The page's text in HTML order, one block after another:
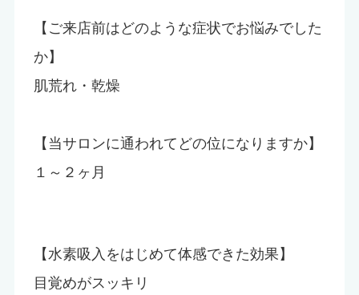
【ご来店前はどのような症状でお悩みでした
か】
肌荒れ・乾燥
【当サロンに通われてどの位になりますか】
１～２ヶ月
【水素吸入をはじめて体感できた効果】
目覚めがスッキリ